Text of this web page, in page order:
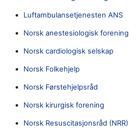
Luftambulansetjenesten ANS
Norsk anestesiologisk forening
Norsk cardiologisk selskap
Norsk Folkehjelp
Norsk Førstehjelpsråd
Norsk kirurgisk forening
Norsk Resuscitasjonsråd (NRR)